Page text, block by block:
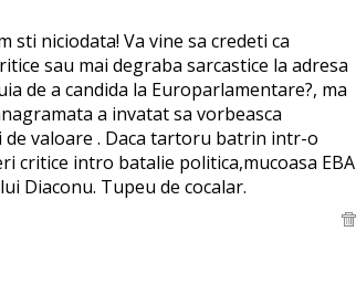
niciodata! Va vine sa credeti ca
sau mai degraba sarcastice la adresa
de a candida la Europarlamentare?, ma
a invatat sa vorbeasca
valoare . Daca tartoru batrin intr-o
critice intro batalie politica,mucoasa EBA
Diaconu. Tupeu de cocalar.